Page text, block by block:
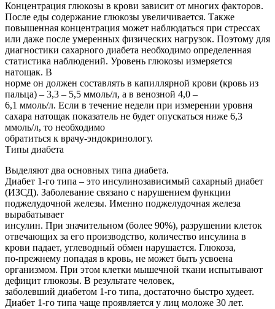
Концентрация глюкозы в крови зависит от многих факторов.
После еды содержание глюкозы увеличивается. Также
повышенная концентрация может наблюдаться при стрессах
или даже после умеренных физических нагрузок. Поэтому для
диагностики сахарного диабета необходимо определенная
статистика наблюдений. Уровень глюкозы измеряется
натощак. В
норме он должен составлять в капиллярной крови (кровь из
пальца) – 3,3 – 5,5 ммоль/л, а в венозной 4,0 –
6,1 ммоль/л. Если в течение недели при измерении уровня
сахара натощак показатель не будет опускаться ниже 6,3
ммоль/л, то необходимо
обратиться к врачу-эндокринологу.
Типы диабета
Выделяют два основных типа диабета.
Диабет 1-го типа – это инсулинозависимый сахарный диабет
(ИЗСД). Заболевание связано с нарушением функции
поджелудочной железы. Именно поджелудочная железа
вырабатывает
инсулин. При значительном (более 90%), разрушении клеток
отвечающих за его производство, количество инсулина в
крови падает, углеводный обмен нарушается. Глюкоза,
по-прежнему попадая в кровь, не может быть усвоена
организмом. При этом клетки мышечной ткани испытывают
дефицит глюкозы. В результате человек,
заболевший диабетом 1-го типа, достаточно быстро худеет.
Диабет 1-го типа чаще проявляется у лиц моложе 30 лет.